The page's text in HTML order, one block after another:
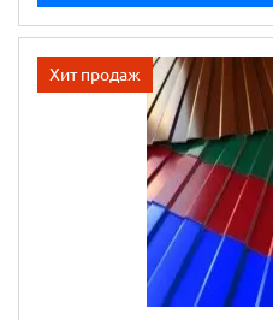
Хит продаж